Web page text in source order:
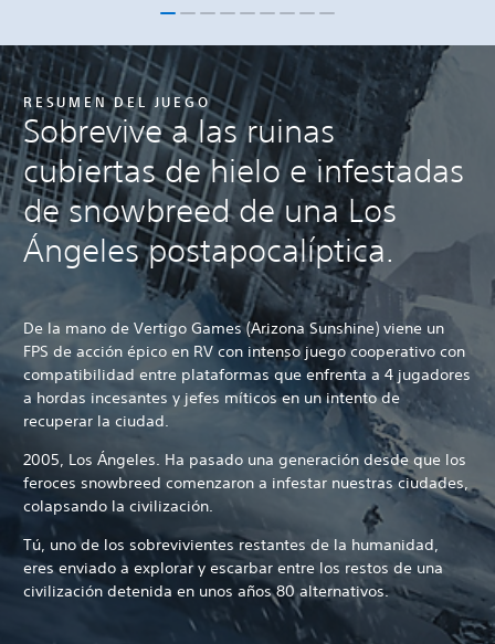
RESUMEN DEL JUEGO
Sobrevive a las ruinas
cubiertas de hielo e infestadas
de snowbreed de una Los
Ángeles postapocalíptica.
De la mano de Vertigo Games (Arizona Sunshine) viene un
FPS de acción épico en RV con intenso juego cooperativo con
compatibilidad entre plataformas que enfrenta a 4 jugadores
a hordas incesantes y jefes míticos en un intento de
recuperar la ciudad.
2005, Los Ángeles. Ha pasado una generación desde que los
feroces snowbreed comenzaron a infestar nuestras ciudades,
colapsando la civilización.
Tú, uno de los sobrevivientes restantes de la humanidad,
eres enviado a explorar y escarbar entre los restos de una
civilización detenida en unos años 80 alternativos.